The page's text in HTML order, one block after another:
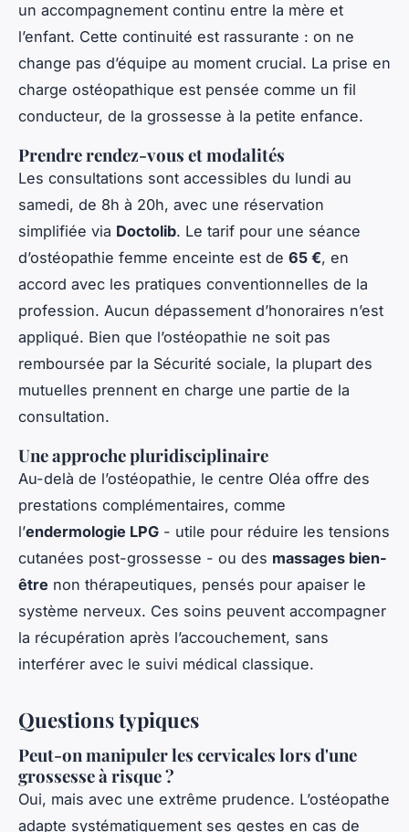
un accompagnement continu entre la mère et
l’enfant. Cette continuité est rassurante : on ne
change pas d’équipe au moment crucial. La prise en
charge ostéopathique est pensée comme un fil
conducteur, de la grossesse à la petite enfance.
Prendre rendez-vous et modalités
Les consultations sont accessibles du lundi au
samedi, de 8h à 20h, avec une réservation
simplifiée via Doctolib. Le tarif pour une séance
d’ostéopathie femme enceinte est de 65 €, en
accord avec les pratiques conventionnelles de la
profession. Aucun dépassement d’honoraires n’est
appliqué. Bien que l’ostéopathie ne soit pas
remboursée par la Sécurité sociale, la plupart des
mutuelles prennent en charge une partie de la
consultation.
Une approche pluridisciplinaire
Au-delà de l’ostéopathie, le centre Oléa offre des
prestations complémentaires, comme
l’endermologie LPG - utile pour réduire les tensions
cutanées post-grossesse - ou des massages bien-
être non thérapeutiques, pensés pour apaiser le
système nerveux. Ces soins peuvent accompagner
la récupération après l’accouchement, sans
interférer avec le suivi médical classique.
Questions typiques
Peut-on manipuler les cervicales lors d'une
grossesse à risque ?
Oui, mais avec une extrême prudence. L’ostéopathe
adapte systématiquement ses gestes en cas de